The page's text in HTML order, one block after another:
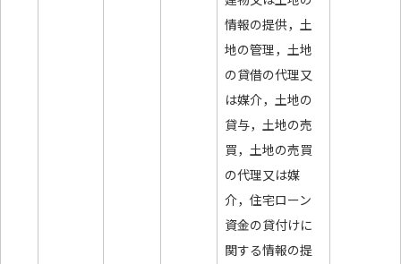
情報の提供，土
地の管理，土地
の貸借の代理又
は媒介，土地の
貸与，土地の売
買，土地の売買
の代理又は媒
介，住宅ローン
資金の貸付けに
関する情報の提